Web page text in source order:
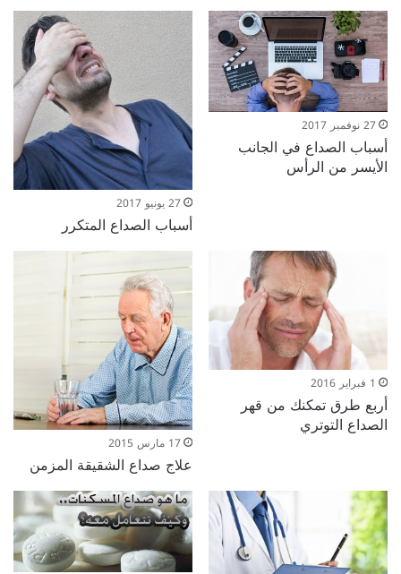
27 نوفمبر 2017
أسباب الصداع في الجانب
الأيسر من الرأس
27 يونيو 2017
أسباب الصداع المتكرر
1 فبراير 2016
أربع طرق تمكنك من قهر
الصداع التوتري
17 مارس 2015
علاج صداع الشقيقة المزمن